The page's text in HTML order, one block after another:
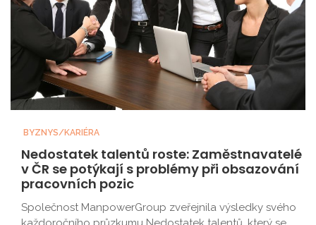
BYZNYS/KARIÉRA
Nedostatek talentů roste: Zaměstnavatelé
v ČR se potýkají s problémy při obsazování
pracovních pozic
Společnost ManpowerGroup zveřejnila výsledky svého